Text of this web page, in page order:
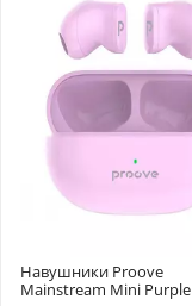
Навушники Proove
Mainstream Mini Purple